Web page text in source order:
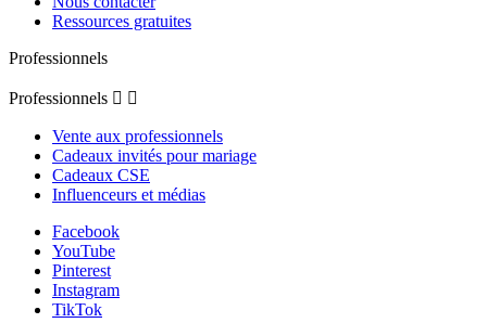
Ressources gratuites
Professionnels
Professionnels  
Vente aux professionnels
Cadeaux invités pour mariage
Cadeaux CSE
Influenceurs et médias
Facebook
YouTube
Pinterest
Instagram
TikTok